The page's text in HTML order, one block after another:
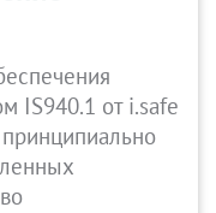
IS940.1 от i.safe